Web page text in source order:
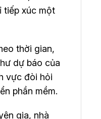
tiếp xúc một
thời gian,
dự báo của
vực đòi hỏi
phần mềm.
gia, nhà